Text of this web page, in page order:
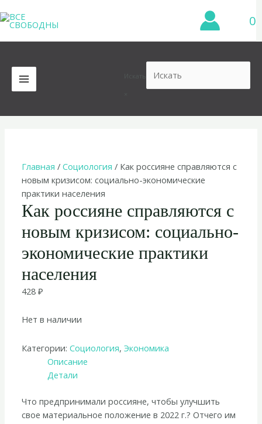
к
содержимому
0
MAIN
MENU
Главная /Социология / Как россияне справляются с
новым кризисом: социально-экономические
практики населения
Как россияне справляются с
новым кризисом: социально-
экономические практики
населения
428₽
Нет в наличии
Категории:Социология,Экономика
Описание
Детали
Что предпринимали россияне, чтобы улучшить
свое материальное положение в 2022 г.? Отчего им